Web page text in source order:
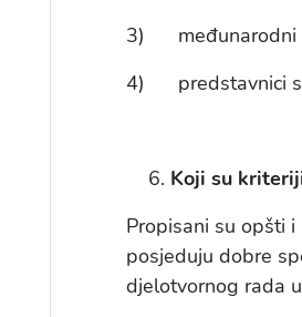
3) međunarodni
4) predstavnici
Koji su
Propisani su opšti
posjeduju dobre
djelotvornog rada